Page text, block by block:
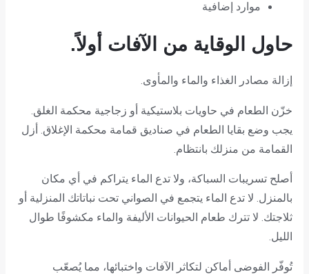
موارد إضافية
حاول الوقاية من الآفات أولاً.
إزالة مصادر الغذاء والماء والمأوى.
خزّن الطعام في حاويات بلاستيكية أو زجاجية محكمة الغلق.
يجب وضع بقايا الطعام في صناديق قمامة محكمة الإغلاق. أزل
القمامة من منزلك بانتظام.
أصلح تسريبات السباكة، ولا تدع الماء يتراكم في أي مكان
بالمنزل. لا تدع الماء يتجمع في الصواني تحت نباتاتك المنزلية أو
ثلاجتك. لا تترك طعام الحيوانات الأليفة والماء مكشوفًا طوال
الليل.
تُوفّر الفوضى أماكن لتكاثر الآفات واختبائها، مما يُصعّب